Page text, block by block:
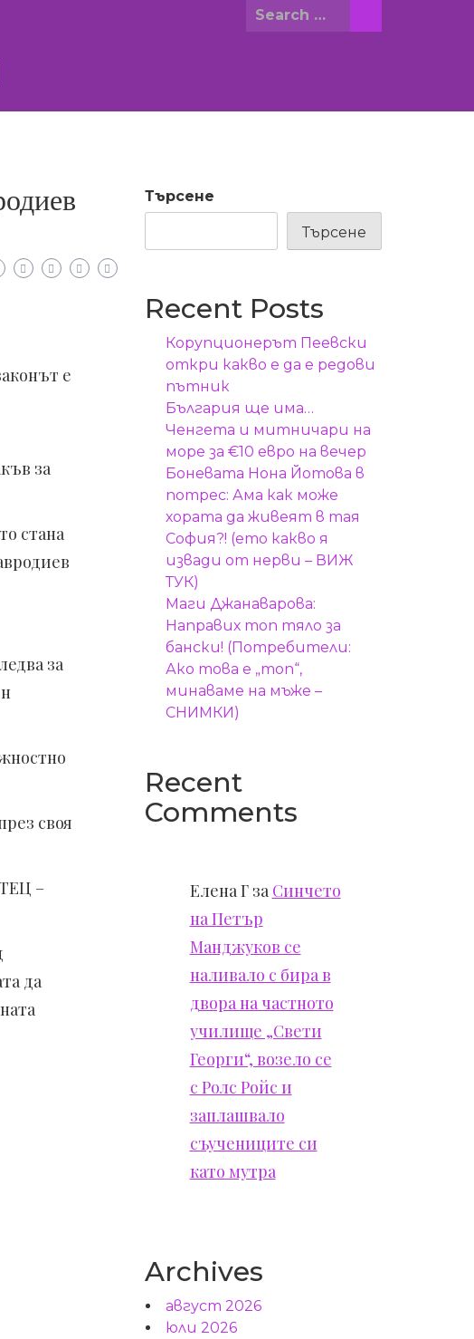
Search
е
за
стана
за
своя
–
да
Търсене
Търсене
Recent Posts
Корупционерът Пеевски
откри какво е да е редови
пътник
България ще има…
Ченгета и митничари на
море за €10 евро на вечер
Боневата Нона Йотова в
потрес: Ама как може
хората да живеят в тая
София?! (ето какво я
извади от нерви – ВИЖ
ТУК)
Маги Джанаварова:
Направих топ тяло за
бански! (Потребители:
Ако това е „топ“,
минаваме на мъже –
СНИМКИ)
Recent
Comments
Елена Гза Синчето
на Петър
Манджуков се
наливало с бира в
двора на частното
училище „Свети
Георги“, возело се
с Ролс Ройс и
заплашвало
съучениците си
като мутра
Archives
август 2026
юли 2026